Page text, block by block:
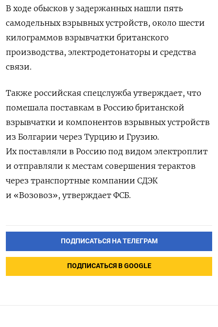
В ходе обысков у задержанных нашли пять
самодельных взрывных устройств, около шести
килограммов взрывчатки британского
производства, электродетонаторы и средства
связи.
Также российская спецслужба утверждает, что
помешала поставкам в Россию британской
взрывчатки и компонентов взрывных устройств
из Болгарии через Турцию и Грузию.
Их поставляли в Россию под видом электроплит
и отправляли к местам совершения терактов
через транспортные компании СДЭК
и «Возовоз», утверждает ФСБ.
ПОДПИСАТЬСЯ НА ТЕЛЕГРАМ
ПОДПИСАТЬСЯ В GOOGLE